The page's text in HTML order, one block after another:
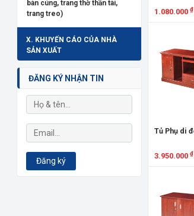
bàn cúng, trang thờ thần tài,
trang treo)
X. KHUYẾN CÁO CỦA NHÀ
SẢN XUẤT
ĐĂNG KÝ NHẬN TIN
Đăng ký
1.080.000 ₫
Tủ Phụ di
3.950.000 ₫